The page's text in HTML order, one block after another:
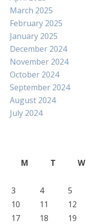
March 2025
February 2025
January 2025
December 2024
November 2024
October 2024
September 2024
August 2024
July 2024
M
T W
3
4 5
10
11 12
17
18 19